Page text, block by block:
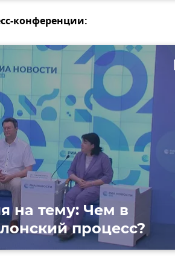
конференции:
на тему: Чем в
процесс?